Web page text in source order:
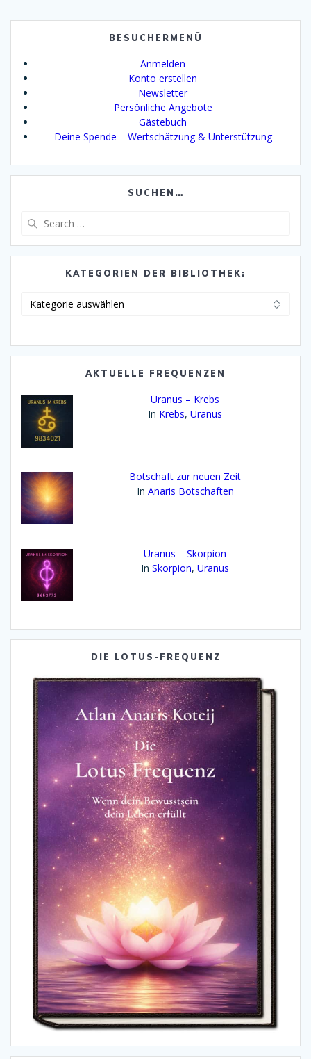
BESUCHERMENÜ
Anmelden
Konto erstellen
Newsletter
Persönliche Angebote
Gästebuch
Deine Spende – Wertschätzung & Unterstützung
SUCHEN…
KATEGORIEN DER BIBLIOTHEK:
AKTUELLE FREQUENZEN
Uranus – Krebs
In Krebs,Uranus
Botschaft zur neuen Zeit
In Anaris Botschaften
Uranus – Skorpion
InSkorpion,Uranus
DIE LOTUS-FREQUENZ